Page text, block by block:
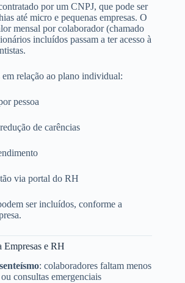
por um CNPJ, que pode ser
até micro e pequenas empresas. O
mensal por colaborador (chamado
incluídos passam a ter acesso à
relação ao plano individual:
pessoa
de carências
via portal do RH
ser incluídos, conforme a
Empresas e RH
: colaboradores faltam menos
consultas emergenciais